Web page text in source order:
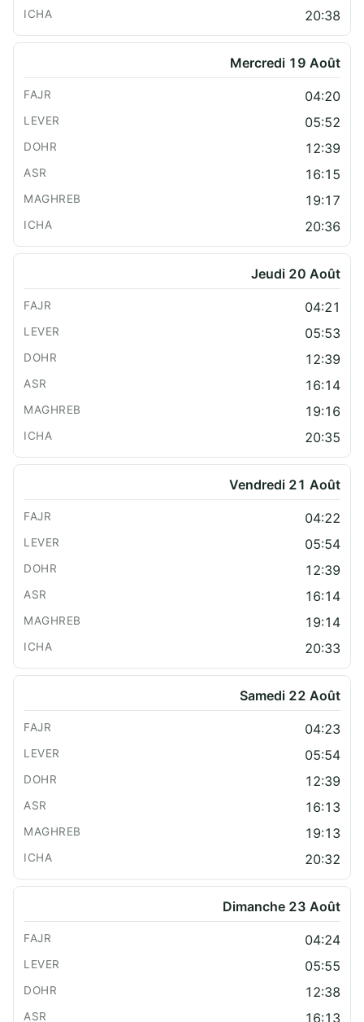
20:38
Mercredi 19 Août
04:20
05:52
12:39
16:15
19:17
20:36
Jeudi 20 Août
04:21
05:53
12:39
16:14
19:16
20:35
Vendredi 21 Août
04:22
05:54
12:39
16:14
19:14
20:33
Samedi 22 Août
04:23
05:54
12:39
16:13
19:13
20:32
Dimanche 23 Août
04:24
05:55
12:38
16:13